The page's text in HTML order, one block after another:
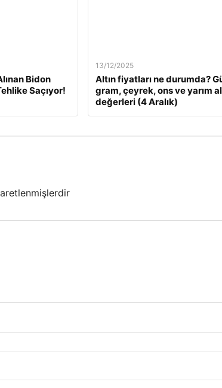
Bidon
Saçıyor!
13/12/2025
Altın fiyatları ne durumda?
gram, çeyrek, ons ve yarım
değerleri (4 Aralık)